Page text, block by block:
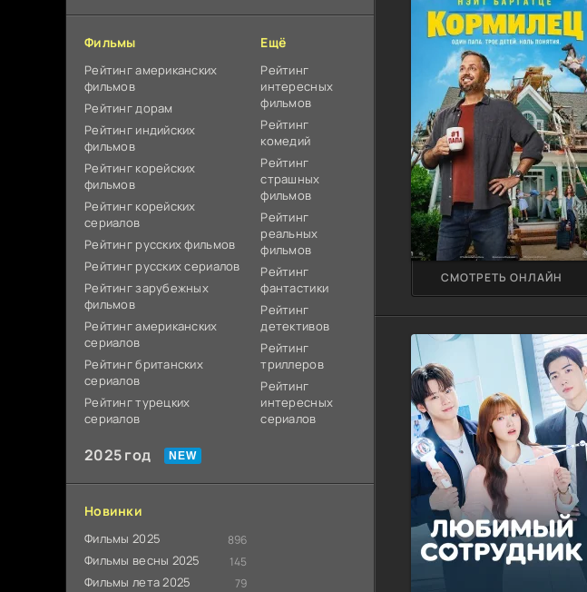
Фильмы
Рейтинг американских
фильмов
Рейтинг дорам
Рейтинг индийских
фильмов
Рейтинг корейских
фильмов
Рейтинг корейских
сериалов
Рейтинг русских фильмов
Рейтинг русских сериалов
Рейтинг зарубежных
фильмов
Рейтинг американских
сериалов
Рейтинг британских
сериалов
Рейтинг турецких
сериалов
Ещё
Рейтинг
интересных
фильмов
Рейтинг
комедий
Рейтинг
страшных
фильмов
Рейтинг
реальных
фильмов
Рейтинг
фантастики
Рейтинг
детективов
Рейтинг
триллеров
Рейтинг
интересных
сериалов
2025 год
Новинки
Фильмы 2025 896
Фильмы весны 2025 145
Фильмы лета 2025 79
СМОТРЕТЬ ОНЛАЙН